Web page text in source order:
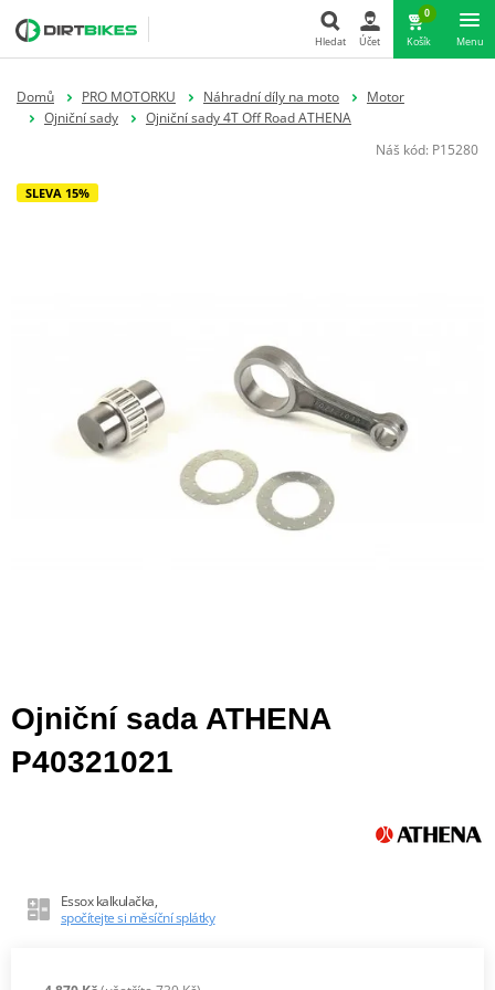
Hledat Účet
0
Košík Menu
Domů PRO MOTORKU Náhradní díly na moto
Motor
Ojniční sady
Ojniční sady 4T Off Road ATHENA
Náš kód: P15280
SLEVA 15%
Ojniční sada ATHENA
P40321021
Essox kalkulačka,
spočítejte si měsíční splátky